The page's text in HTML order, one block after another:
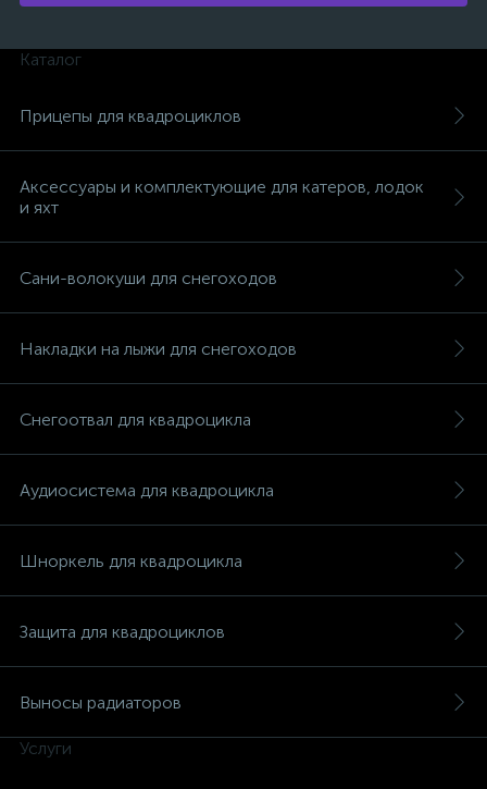
Каталог
Прицепы для квадроциклов
Аксессуары и комплектующие для катеров, лодок
и яхт
Сани-волокуши для снегоходов
Накладки на лыжи для снегоходов
Снегоотвал для квадроцикла
Аудиосистема для квадроцикла
Шноркель для квадроцикла
Защита для квадроциклов
Выносы радиаторов
Услуги